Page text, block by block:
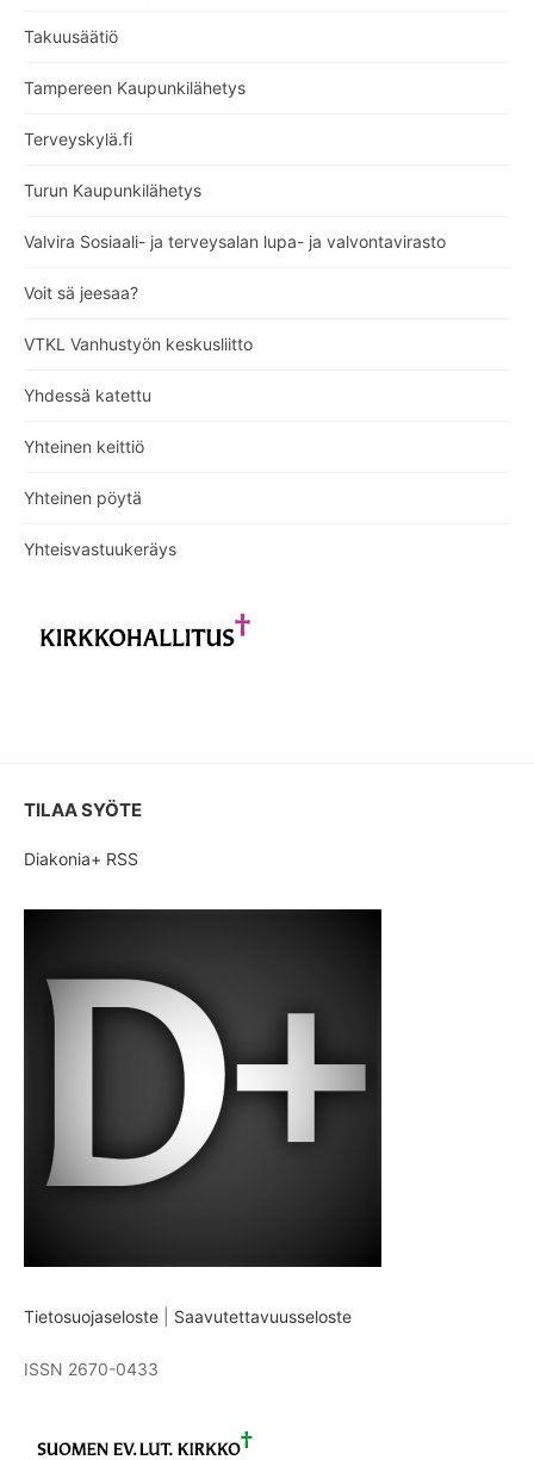
Takuusäätiö
Tampereen Kaupunkilähetys
Terveyskylä.fi
Turun Kaupunkilähetys
Valvira Sosiaali- ja terveysalan lupa- ja valvontavirasto
Voit sä jeesaa?
VTKL Vanhustyön keskusliitto
Yhdessä katettu
Yhteinen keittiö
Yhteinen pöytä
Yhteisvastuukeräys
TILAA SYÖTE
Diakonia+ RSS
Tietosuojaseloste Saavutettavuusseloste
ISSN 2670-0433